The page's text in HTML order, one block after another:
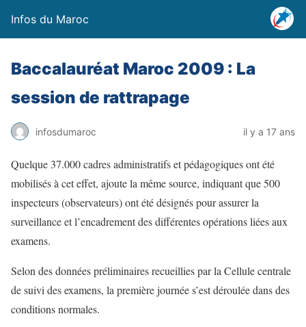
Infos du Maroc
Baccalauréat Maroc 2009 : La
session de rattrapage
infosdumaroc il y a 17 ans
Quelque 37.000 cadres administratifs et pédagogiques ont été
mobilisés à cet effet, ajoute la même source, indiquant que 500
inspecteurs (observateurs) ont été désignés pour assurer la
surveillance et l’encadrement des différentes opérations liées aux
examens.
Selon des données préliminaires recueillies par la Cellule centrale
de suivi des examens, la première journée s’est déroulée dans des
conditions normales.